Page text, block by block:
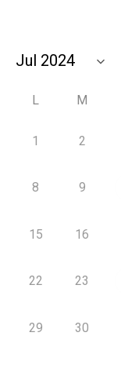
L M
1 2
8 9
15 16
22 23
29 30